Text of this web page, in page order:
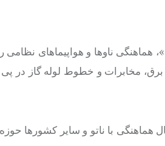
ناوها و هواپیماهای نظامی
هماهنگی با ناتو و سایر کشورها